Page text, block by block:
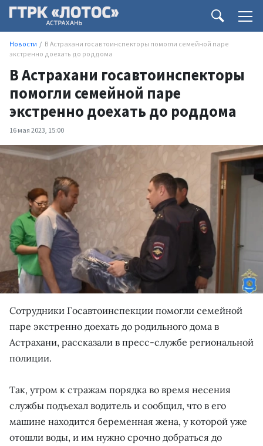
Новости
В Астрахани госавтоинспекторы помогли семейной паре
экстренно доехать до роддома
В Астрахани госавтоинспекторы
помогли семейной паре
экстренно доехать до роддома
16 мая 2023, 15:00
Сотрудники Госавтоинспекции помогли семейной
паре экстренно доехать до родильного дома в
Астрахани, рассказали в пресс-службе региональной
полиции.
Так, утром к стражам порядка во время несения
службы подъехал водитель и сообщил, что в его
машине находится беременная жена, у которой уже
отошли воды, и им нужно срочно добраться до